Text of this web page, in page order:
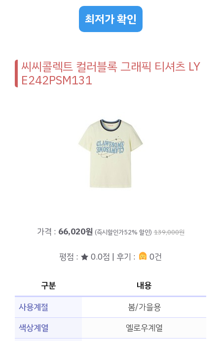
최저가 확인
씨씨콜렉트 컬러블록 그래픽 티셔츠 LY
E242PSM131
가격 : 66,020원 (즉시할인가52% 할인) 139,000원
평점 : ★ 0.0점 | 후기 : 0건
구분
내용
사용계절
봄/가을용
색상계열
옐로우계열